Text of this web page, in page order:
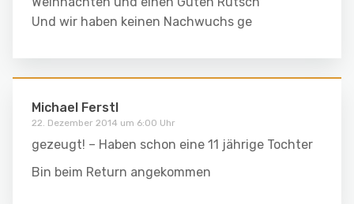
Und wir haben keinen Nachwuchs ge
Michael Ferstl
22. Dezember 2014 um 6:00 Uhr
gezeugt! – Haben schon eine 11 jährige Tochter
Bin beim Return angekommen